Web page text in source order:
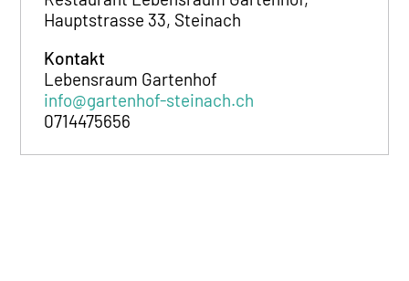
Hauptstrasse 33, Steinach
Kontakt
Lebensraum Gartenhof
info@gartenhof-steinach.ch
0714475656